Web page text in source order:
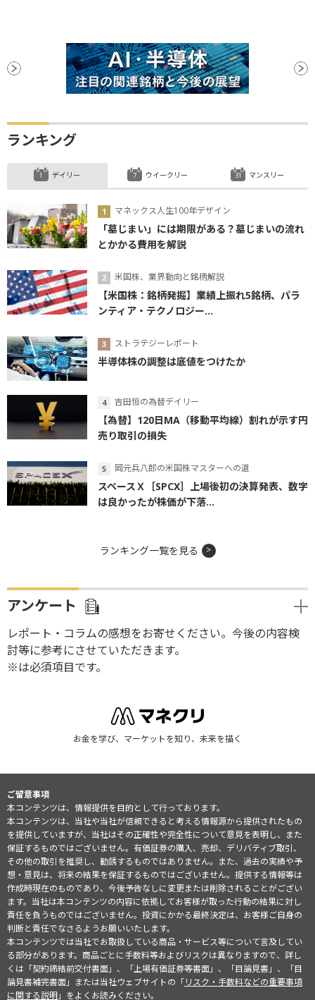
ランキング
デイリー
マネックス人生100年デザイン
「墓じまい」には期限がある？墓じまいの流れ
とかかる費用を解説
米国株、業界動向と銘柄解説
【米国株：銘柄発掘】業績上振れ5銘柄、パラ
ンティア・テクノロジー...
ストラテジーレポート
半導体株の調整は底値をつけたか
吉田恒の為替デイリー
【為替】120日MA（移動平均線）割れが示す円
売り取引の損失
岡元兵八郎の米国株マスターへの道
スペースＸ［SPCX］上場後初の決算発表、数字
は良かったが株価が下落...
ウイークリー マンスリー
ランキング一覧を見る
アンケート
レポート・コラムの感想をお寄せください。今後の内容検
討等に参考にさせていただきます。
※は必須項目です。
お金を学び、マーケットを知り、未来を描く
ご留意事項
本コンテンツは、情報提供を目的として行っております。
本コンテンツは、当社や当社が信頼できると考える情報源から提供されたもの
を提供していますが、当社はその正確性や完全性について意見を表明し、また
保証するものではございません。有価証券の購入、売却、デリバティブ取引、
その他の取引を推奨し、勧誘するものではありません。また、過去の実績や予
想・意見は、将来の結果を保証するものではございません。提供する情報等は
作成時現在のものであり、今後予告なしに変更または削除されることがござい
ます。当社は本コンテンツの内容に依拠してお客様が取った行動の結果に対し
責任を負うものではございません。投資にかかる最終決定は、お客様ご自身の
判断と責任でなさるようお願いいたします。
本コンテンツでは当社でお取扱している商品・サービス等について言及してい
る部分があります。商品ごとに手数料等およびリスクは異なりますので、詳し
くは「契約締結前交付書面」、「上場有価証券等書面」、「目論見書」、「目
論見書補完書面」または当社ウェブサイトの「リスク・手数料などの重要事項
に関する説明」をよくお読みください。